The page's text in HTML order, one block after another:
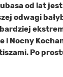
od lat
odwagi
i Nocny
Po